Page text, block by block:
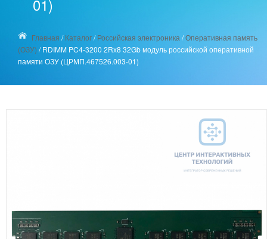
01)
Главная /Каталог/Российская электроника /Оперативная память
(ОЗУ) /RDIMM PC4-3200 2Rx8 32Gb модуль российской оперативной
памяти ОЗУ (ЦРМП.467526.003-01)